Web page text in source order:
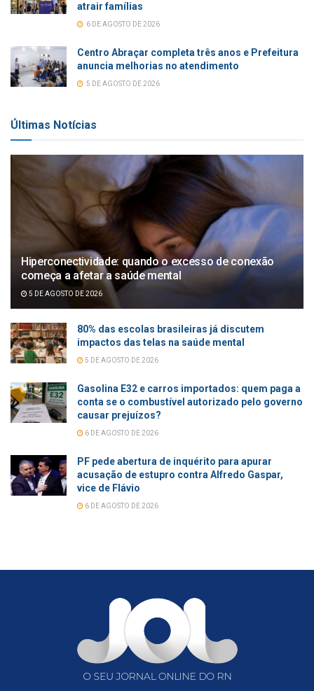
atrair famílias
6 DE AGOSTO DE 2026
Centro Abraçar completa três anos e Prefeitura
anuncia melhorias no atendimento
5 DE AGOSTO DE 2026
Últimas Notícias
Hiperconectividade: quando o excesso de conexão
começa a afetar a saúde mental
5 DE AGOSTO DE 2026
80% das escolas brasileiras já discutem
impactos das telas na saúde mental
5 DE AGOSTO DE 2026
Gasolina E32 e carros importados: quem paga a
conta se o combustível autorizado pelo governo
causar prejuízos?
6 DE AGOSTO DE 2026
PF pede abertura de inquérito para apurar
acusação de estupro contra Alfredo Gaspar,
vice de Flávio
6 DE AGOSTO DE 2026